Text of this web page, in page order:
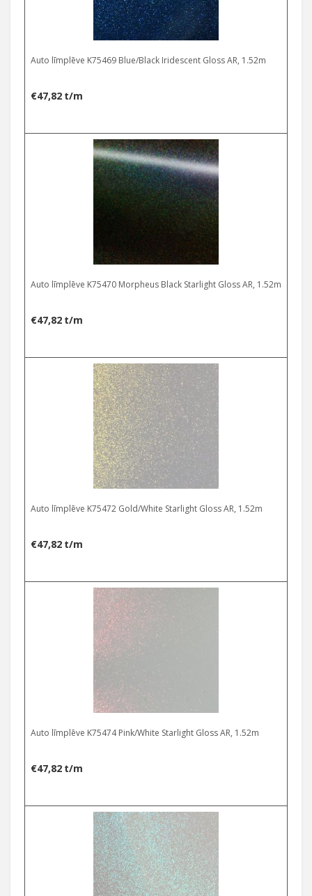
Auto līmplēve K75469 Blue/Black Iridescent Gloss AR, 1.52m
€47,82 t/m
Auto līmplēve K75470 Morpheus Black Starlight Gloss AR, 1.52m
€47,82 t/m
Auto līmplēve K75472 Gold/White Starlight Gloss AR, 1.52m
€47,82 t/m
Auto līmplēve K75474 Pink/White Starlight Gloss AR, 1.52m
€47,82 t/m